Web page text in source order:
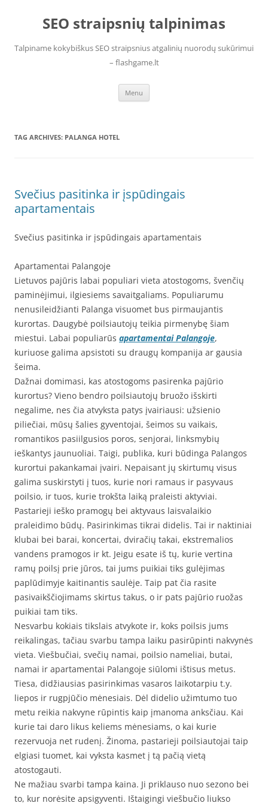
contentSEO straipsnių talpinimas
Talpiname kokybiškus SEO straipsnius atgalinių nuorodų sukūrimui
– flashgame.lt
Menu
TAG ARCHIVES: PALANGA HOTEL
Svečius pasitinka ir įspūdingais
apartamentais
Svečius pasitinka ir įspūdingais apartamentais
Apartamentai Palangoje
Lietuvos pajūris labai populiari vieta atostogoms, švenčių
paminėjimui, ilgiesiems savaitgaliams. Populiarumu
nenusileidžianti Palanga visuomet bus pirmaujantis
kurortas. Daugybė poilsiautojų teikia pirmenybę šiam
miestui. Labai populiarūs apartamentai Palangoje,
kuriuose galima apsistoti su draugų kompanija ar gausia
šeima.
Dažnai domimasi, kas atostogoms pasirenka pajūrio
kurortus? Vieno bendro poilsiautojų bruožo išskirti
negalime, nes čia atvyksta patys įvairiausi: užsienio
piliečiai, mūsų šalies gyventojai, šeimos su vaikais,
romantikos pasiilgusios poros, senjorai, linksmybių
ieškantys jaunuoliai. Taigi, publika, kuri būdinga Palangos
kurortui pakankamai įvairi. Nepaisant jų skirtumų visus
galima suskirstyti į tuos, kurie nori ramaus ir pasyvaus
poilsio, ir tuos, kurie trokšta laiką praleisti aktyviai.
Pastarieji ieško pramogų bei aktyvaus laisvalaikio
praleidimo būdų. Pasirinkimas tikrai didelis. Tai ir naktiniai
klubai bei barai, koncertai, dviračių takai, ekstremalios
vandens pramogos ir kt. Jeigu esate iš tų, kurie vertina
ramų poilsį prie jūros, tai jums puikiai tiks gulėjimas
paplūdimyje kaitinantis saulėje. Taip pat čia rasite
pasivaikščiojimams skirtus takus, o ir pats pajūrio ruožas
puikiai tam tiks.
Nesvarbu kokiais tikslais atvykote ir, koks poilsis jums
reikalingas, tačiau svarbu tampa laiku pasirūpinti nakvynės
vieta. Viešbučiai, svečių namai, poilsio nameliai, butai,
namai ir apartamentai Palangoje siūlomi ištisus metus.
Tiesa, didžiausias pasirinkimas vasaros laikotarpiu t.y.
liepos ir rugpjūčio mėnesiais. Dėl didelio užimtumo tuo
metu reikia nakvyne rūpintis kaip įmanoma anksčiau. Kai
kurie tai daro likus keliems mėnesiams, o kai kurie
rezervuoja net rudenį. Žinoma, pastarieji poilsiautojai taip
elgiasi tuomet, kai vyksta kasmet į tą pačią vietą
atostogauti.
Ne mažiau svarbi tampa kaina. Ji priklauso nuo sezono bei
to, kur norėsite apsigyventi. Ištaigingi viešbučio liukso